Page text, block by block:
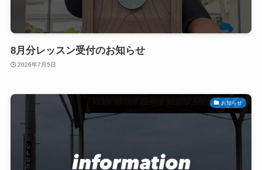
8月分レッスン受付のお知らせ
2026年7月5日
お知らせ